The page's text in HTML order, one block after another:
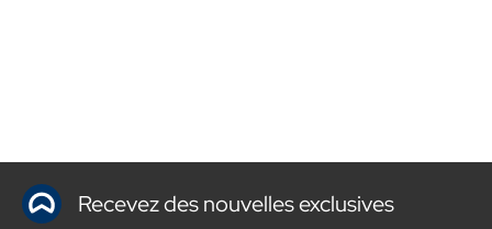
Recevez des nouvelles exclusives